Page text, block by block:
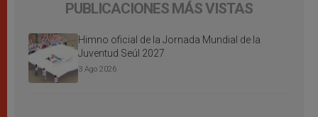
PUBLICACIONES MÁS VISTAS
Himno oficial de la Jornada Mundial de la
Juventud Seúl 2027
3 Ago 2026